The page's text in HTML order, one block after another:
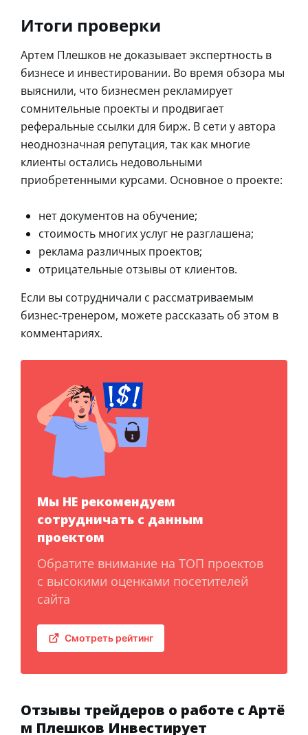
Итоги проверки
Артем Плешков не доказывает экспертность в
бизнесе и инвестировании. Во время обзора мы
выяснили, что бизнесмен рекламирует
сомнительные проекты и продвигает
реферальные ссылки для бирж. В сети у автора
неоднозначная репутация, так как многие
клиенты остались недовольными
приобретенными курсами. Основное о проекте:
нет документов на обучение;
стоимость многих услуг не разглашена;
реклама различных проектов;
отрицательные отзывы от клиентов.
Если вы сотрудничали с рассматриваемым
бизнес-тренером, можете рассказать об этом в
комментариях.
Мы НЕ рекомендуем
сотрудничать с данным
проектом
Обратите внимание на ТОП проектов
с высокими оценками посетителей
сайта
Смотреть рейтинг
Отзывы трейдеров о работе с Артё
м Плешков Инвестирует